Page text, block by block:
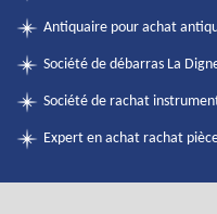
Antiquaire pour achat
Société de débarras La
Société de rachat
Expert en achat rachat